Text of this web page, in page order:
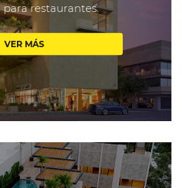
restaurantes.
VER MÁS